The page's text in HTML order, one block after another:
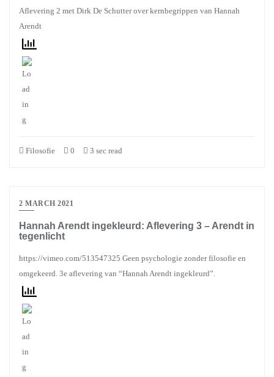
Aflevering 2 met Dirk De Schutter over kernbegrippen van Hannah
Arendt
Filosofie 0 3 sec read
2 MARCH 2021
Hannah Arendt ingekleurd: Aflevering 3 – Arendt in
tegenlicht
https://vimeo.com/513547325 Geen psychologie zonder filosofie en
omgekeerd. 3e aflevering van “Hannah Arendt ingekleurd”.